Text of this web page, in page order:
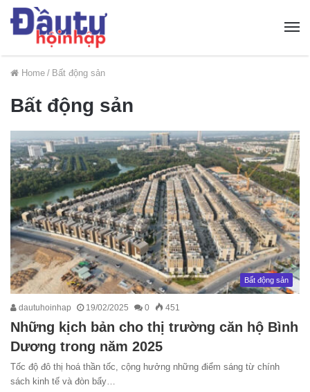
Home / Bất động sản
Bất động sản
Bất động sản
dautuhoinhap 19/02/2025 0 451
Những kịch bản cho thị trường căn hộ Bình
Dương trong năm 2025
Tốc độ đô thị hoá thần tốc, cộng hưởng những điểm sáng từ chính
sách kinh tế và đòn bẩy…